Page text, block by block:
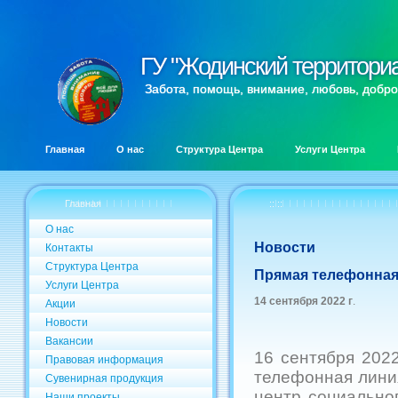
ГУ "Жодинский
ГУ "Жодинский
Забота, помощь, внимание, любовь, добро
Главная О нас Структура Центра Услуги Центра
Главная
О нас
Контакты
Структура Центра
Услуги Центра
Акции
Новости
Вакансии
Правовая информация
Сувенирная продукция
:: ::
Новости
Прямая
14 сентября 2022 г.
16 сентября
телефонная